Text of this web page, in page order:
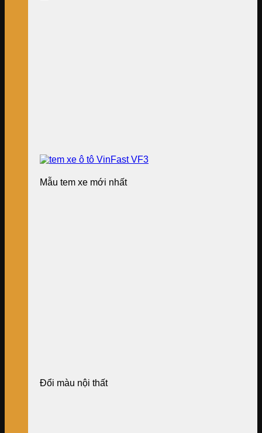
Mẫu tem xe mới nhất
Đổi màu nội thất